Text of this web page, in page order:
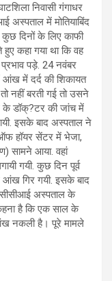
निवासी गंगाधर
अस्पताल में मोतियाबिंद
दिनों के लिए काफी
कहा गया था कि वह
पड़े. 24 नवंबर
आंख में दर्द की शिकायत
नहीं बरती गई तो उसने
के डॉक्?टर की जांच में
इसके बाद अस्पताल ने
हॉयर सेंटर में भेजा,
सामने आया. वहां
गयी. कुछ दिन पूर्व
गिर गयी. इसके बाद
अस्पताल के
है कि एक साल के
नकली है। पूरे मामले